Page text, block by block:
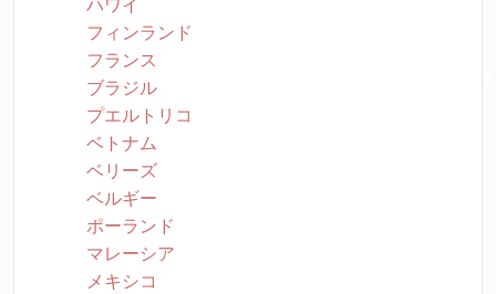
ハワイ
フィンランド
フランス
ブラジル
プエルトリコ
ベトナム
ベリーズ
ベルギー
ポーランド
マレーシア
メキシコ